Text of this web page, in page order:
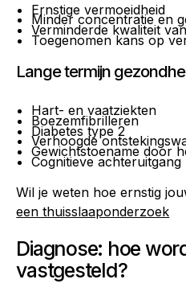
Ernstige vermoeidheid
Minder concentratie en
Verminderde kwaliteit
Toegenomen kans op
Lange termijn
Hart- en vaatziekten
Boezemfibrilleren
Diabetes type 2
Verhoogde
Gewichtstoename door
Cognitieve achteruitgang
Wil je weten hoe ernstig
een thuisslaaponderzoek
Diagnose: hoe
vastgesteld?